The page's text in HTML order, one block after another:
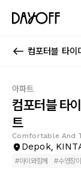
컴포터블 타이
아파트
컴포터블 타
트
Comfortable And
Depok,
#아이와함께 #수영장